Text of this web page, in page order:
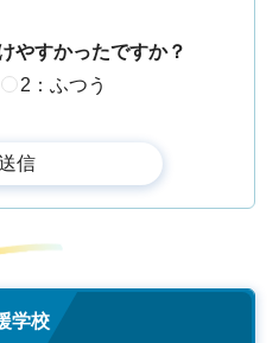
やすかったですか？
2：ふつう
学校